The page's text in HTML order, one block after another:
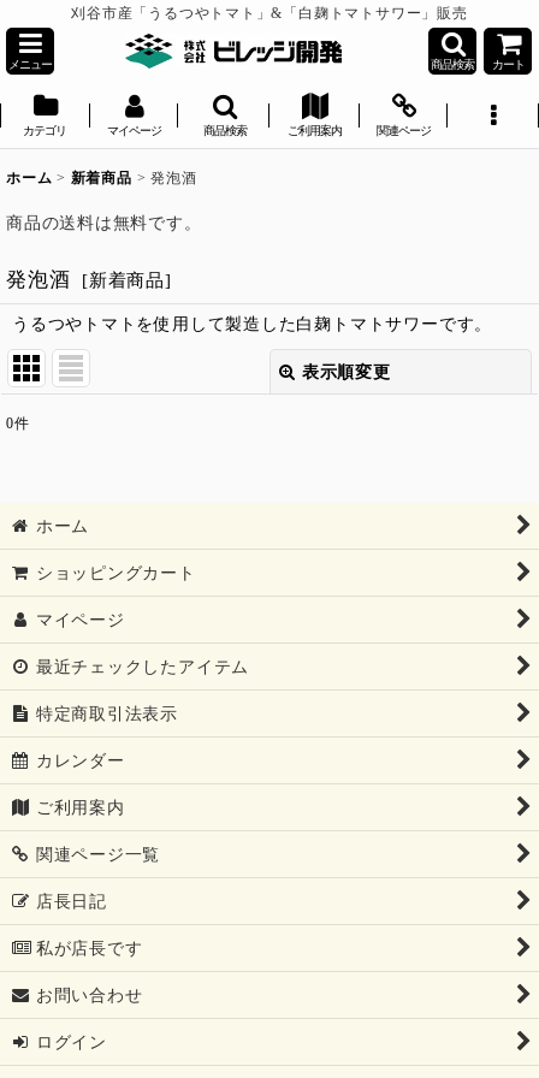
刈谷市産「うるつやトマト」&「白麹トマトサワー」販売
メニュー 商品検索 カート
カテゴリ マイページ 商品検索 ご利用案内 関連ページ
ホーム > 新着商品 > 発泡酒
商品の送料は無料です。
発泡酒 [新着商品]
うるつやトマトを使用して製造した白麹トマトサワーです。
表示順変更
0件
ホーム
ショッピングカート
マイページ
最近チェックしたアイテム
特定商取引法表示
カレンダー
ご利用案内
関連ページ一覧
店長日記
私が店長です
お問い合わせ
ログイン